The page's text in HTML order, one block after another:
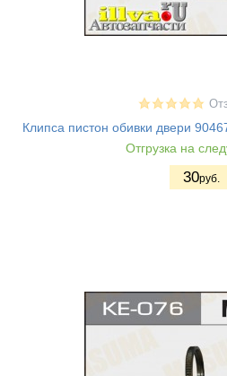
Клипса пистон обивки двери
Отгрузка на
30руб.